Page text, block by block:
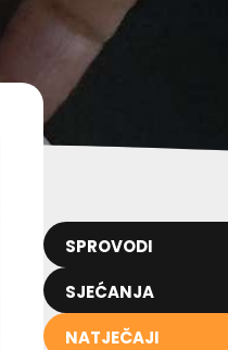
SPROVODI
SJEĆANJA
NATJEČAJI